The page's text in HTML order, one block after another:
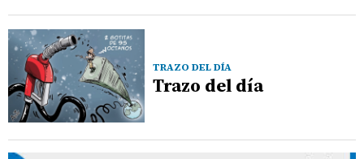
TRAZO DEL DÍA
Trazo del día